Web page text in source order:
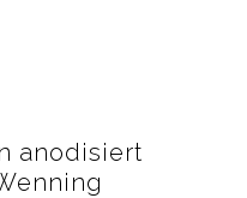
anodisiert